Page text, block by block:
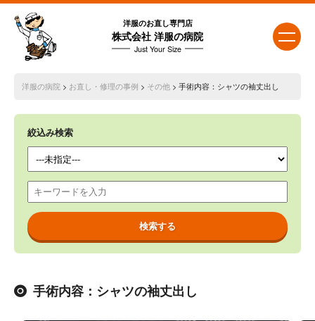
洋服のお直し専門店
株式会社 洋服の病院
Just Your Size
洋服の病院 > お直し・修理の事例 > その他> 手術内容：シャツの袖丈出し
絞込み検索
手術内容：シャツの袖丈出し